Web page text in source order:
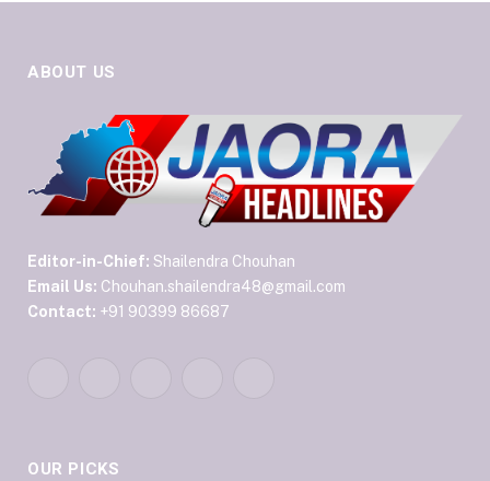
ABOUT US
Editor-in-Chief: Shailendra Chouhan
Email Us: Chouhan.shailendra48@gmail.com
Contact: +91 90399 86687
OUR PICKS